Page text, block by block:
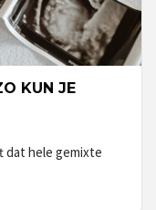
KUN JE
dat hele gemixte